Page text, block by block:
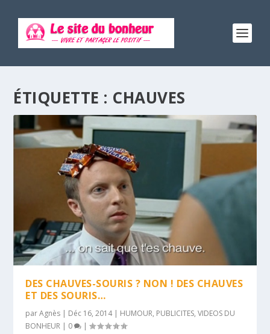
ÉTIQUETTE : CHAUVES
DES CHAUVES-SOURIS ? NON ! DES CHAUVES
ET DES SOURIS…
parAgnès | Déc 16, 2014| HUMOUR, PUBLICITES,VIDEOS DU
BONHEUR | 0 |